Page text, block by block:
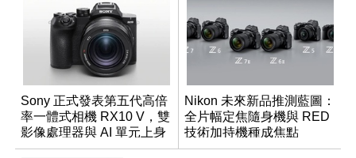
Sony 正式發表第五代高倍
率一體式相機 RX10 V，雙
影像處理器與 AI 單元上身
Nikon 未來新品推測藍圖：
全片幅定焦隨身機與 RED
技術加持機種成焦點